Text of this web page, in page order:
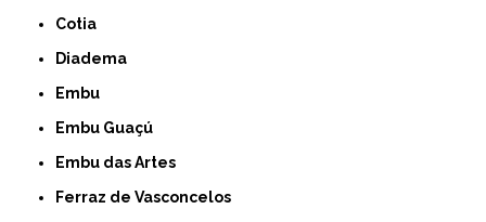
Cotia
Diadema
Embu
Embu Guaçú
Embu das Artes
Ferraz de Vasconcelos